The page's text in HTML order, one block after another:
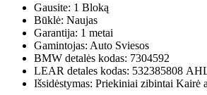
Gausite: 1 Bloką
Būklė: Naujas
Garantija: 1 metai
Gamintojas: Auto Sviesos
BMW detalės kodas: 7304592
LEAR detales kodas: 532385808
Išsidėstymas: Priekiniai zibintai Kairė